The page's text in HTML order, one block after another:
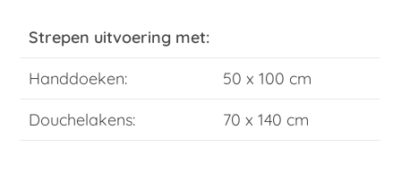
Strepen uitvoering met:
Handdoeken:
50 x 100 cm
Douchelakens:
70 x 140 cm